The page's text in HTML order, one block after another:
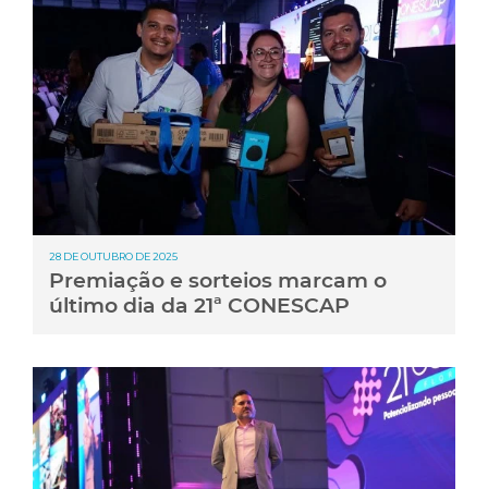
28 DE OUTUBRO DE 2025
Premiação e sorteios marcam o
último dia da 21ª CONESCAP